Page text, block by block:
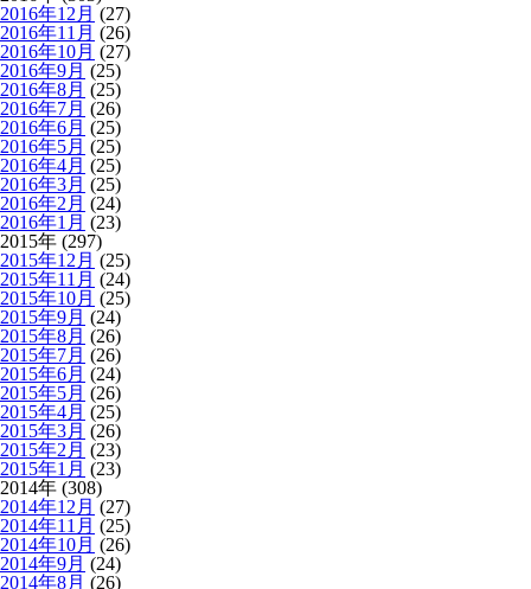
2016年12月 (27)
2016年11月 (26)
2016年10月 (27)
2016年9月 (25)
2016年8月 (25)
2016年7月 (26)
2016年6月 (25)
2016年5月 (25)
2016年4月 (25)
2016年3月 (25)
2016年2月 (24)
2016年1月 (23)
2015年 (297)
2015年12月 (25)
2015年11月 (24)
2015年10月 (25)
2015年9月 (24)
2015年8月 (26)
2015年7月 (26)
2015年6月 (24)
2015年5月 (26)
2015年4月 (25)
2015年3月 (26)
2015年2月 (23)
2015年1月 (23)
2014年 (308)
2014年12月 (27)
2014年11月 (25)
2014年10月 (26)
2014年9月 (24)
2014年8月 (26)